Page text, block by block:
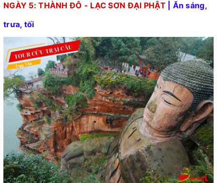
NGÀY 5: THÀNH ĐÔ - LẠC SƠN ĐẠI PHẬT
| Ăn sáng,
trưa, tối